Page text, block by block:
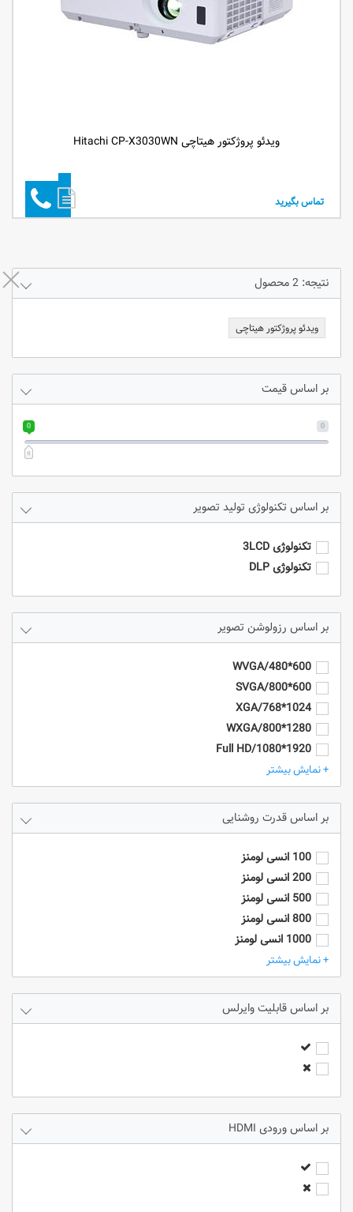
ویدئو پروژکتور هیتاچی Hitachi CP-X3030WN
تماس بگیرید
نتیجه: 2 محصول
ویدئو پروژکتور هیتاچی
بر اساس قیمت
0
0
تکنولوژی تولید تصویر
تکنولوژی 3LCD
تکنولوژی DLP
رزولوشن تصویر
600*480/WVGA
600*800/SVGA
1024*768/XGA
1280*800/WXGA
1920*1080/Full HD
1920*1200/WUXGA
4k/3840*2160
HD - 1280*720
SXGA+ (1400 x 1050)
UXGA (1600 x 1200)
+ نمایش بیشتر
قدرت روشنایی
100 انسی لومنز
200 انسی لومنز
500 انسی لومنز
800 انسی لومنز
1000 انسی لومنز
2000 انسی لومنز
2500 انسی لومنز
3000 انسی لومنز
3200 انسی لومنز
3300 انسی لومنز
3600 انسی لومنز
4000 انسی لومنز
4500 انسی لومنز
5000 انسی لومنز
5500 انسی لومنز
6000 انسی لومنز
+ نمایش بیشتر
قابلیت وایرلس
ورودی HDMI